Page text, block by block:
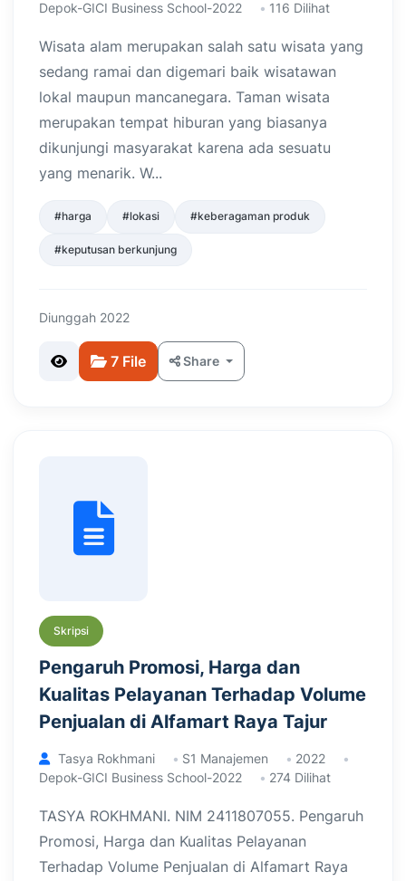
Depok-GICI Business School-2022
116 Dilihat
Wisata alam merupakan salah satu wisata yang
sedang ramai dan digemari baik wisatawan
lokal maupun mancanegara. Taman wisata
merupakan tempat hiburan yang biasanya
dikunjungi masyarakat karena ada sesuatu
yang menarik. W...
#harga #lokasi #keberagaman produk
#keputusan berkunjung
Diunggah 2022
7 File Share
Skripsi
Pengaruh Promosi, Harga dan
Kualitas Pelayanan Terhadap Volume
Penjualan di Alfamart Raya Tajur
Tasya Rokhmani S1 Manajemen
2022
Depok-GICI Business School-2022
274 Dilihat
TASYA ROKHMANI. NIM 2411807055. Pengaruh
Promosi, Harga dan Kualitas Pelayanan
Terhadap Volume Penjualan di Alfamart Raya